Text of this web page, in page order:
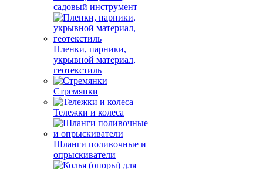
садовый инструмент
Пленки, парники,
укрывной материал,
геотекстиль
Стремянки
Тележки и колеса
Шланги поливочные и
опрыскиватели